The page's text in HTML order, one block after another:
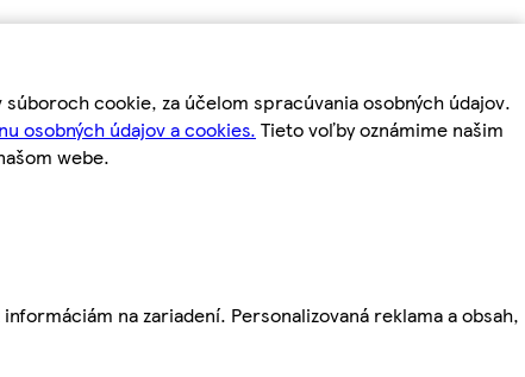
cookie, za účelom spracúvania osobných údajov.
osobných údajov a cookies. Tieto voľby oznámime našim
webe.
na zariadení. Personalizovaná reklama a obsah,